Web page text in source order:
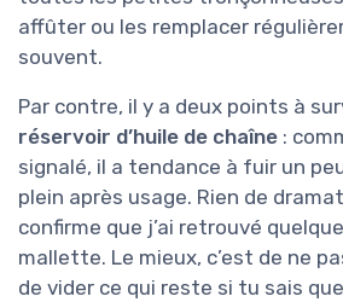
affûter ou les remplacer
souvent.
Par contre, il y a deux points à
réservoir d’huile de chaîne :
signalé, il a tendance à fuir un
plein après usage. Rien de
confirme que j’ai retrouvé
mallette. Le mieux, c’est de ne
de vider ce qui reste si tu sais